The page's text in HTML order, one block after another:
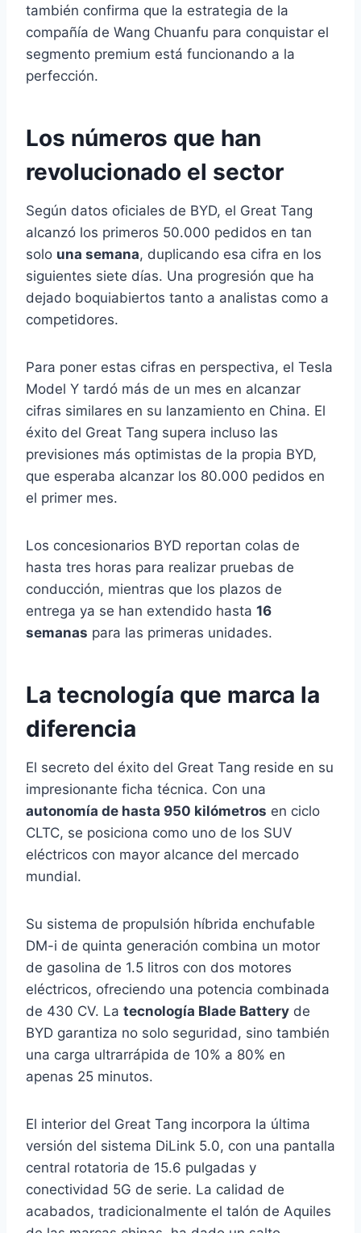
también confirma que la estrategia de la
compañía de Wang Chuanfu para conquistar el
segmento premium está funcionando a la
perfección.
Los números que han
revolucionado el sector
Según datos oficiales de BYD, el Great Tang
alcanzó los primeros 50.000 pedidos en tan
solo una semana, duplicando esa cifra en los
siguientes siete días. Una progresión que ha
dejado boquiabiertos tanto a analistas como a
competidores.
Para poner estas cifras en perspectiva, el Tesla
Model Y tardó más de un mes en alcanzar
cifras similares en su lanzamiento en China. El
éxito del Great Tang supera incluso las
previsiones más optimistas de la propia BYD,
que esperaba alcanzar los 80.000 pedidos en
el primer mes.
Los concesionarios BYD reportan colas de
hasta tres horas para realizar pruebas de
conducción, mientras que los plazos de
entrega ya se han extendido hasta 16
semanas para las primeras unidades.
La tecnología que marca la
diferencia
El secreto del éxito del Great Tang reside en su
impresionante ficha técnica. Con una
autonomía de hasta 950 kilómetros en ciclo
CLTC, se posiciona como uno de los SUV
eléctricos con mayor alcance del mercado
mundial.
Su sistema de propulsión híbrida enchufable
DM-i de quinta generación combina un motor
de gasolina de 1.5 litros con dos motores
eléctricos, ofreciendo una potencia combinada
de 430 CV. La tecnología Blade Battery de
BYD garantiza no solo seguridad, sino también
una carga ultrarrápida de 10% a 80% en
apenas 25 minutos.
El interior del Great Tang incorpora la última
versión del sistema DiLink 5.0, con una pantalla
central rotatoria de 15.6 pulgadas y
conectividad 5G de serie. La calidad de
acabados, tradicionalmente el talón de Aquiles